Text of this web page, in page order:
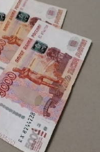
П
Р
С